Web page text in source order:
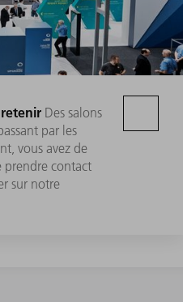
Des salons
par les
vous avez de
prendre contact
sur notre